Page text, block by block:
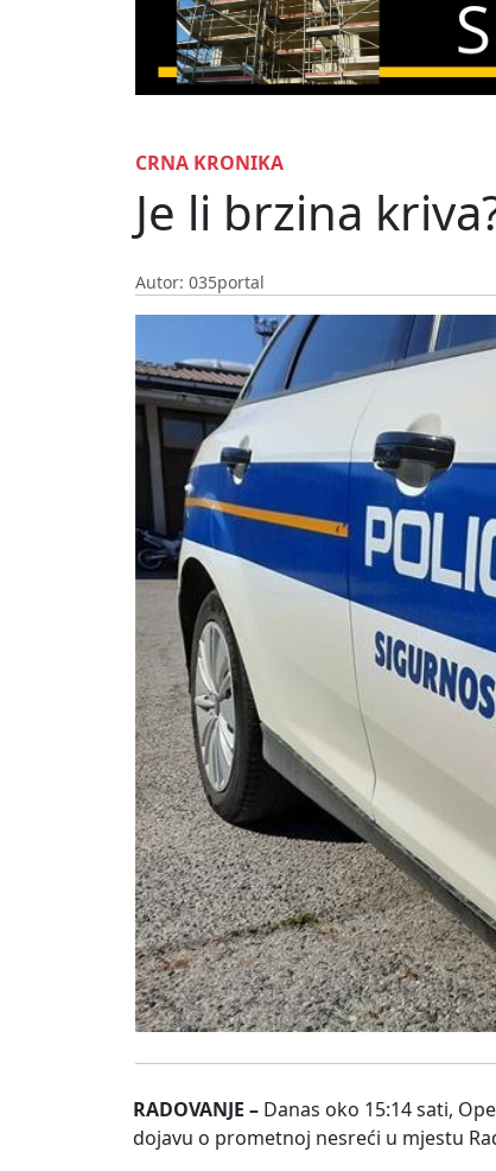
CRNA KRONIKA
Je li brzina
Autor: 035portal
RADOVANJE – Danas oko 15:14 sati,
dojavu o prometnoj nesreći u mjestu